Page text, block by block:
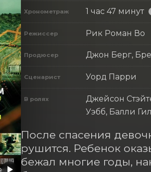
Хронометраж 1 час 47 минут
Режиссер Рик Роман Во
Продюсер Джон Берг,
Сценарист Уорд Парри
В ролях
Джейсон
Уэбб, Балли
После спасения
рушится. Ребенок
бежал многие годы,